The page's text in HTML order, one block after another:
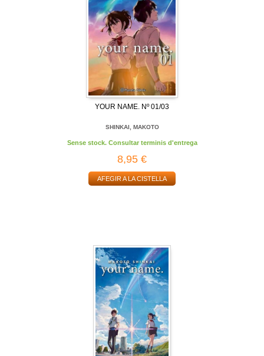
YOUR NAME. Nº 01/03
SHINKAI, MAKOTO
Sense stock. Consultar terminis d'entrega
8,95 €
AFEGIR A LA CISTELLA